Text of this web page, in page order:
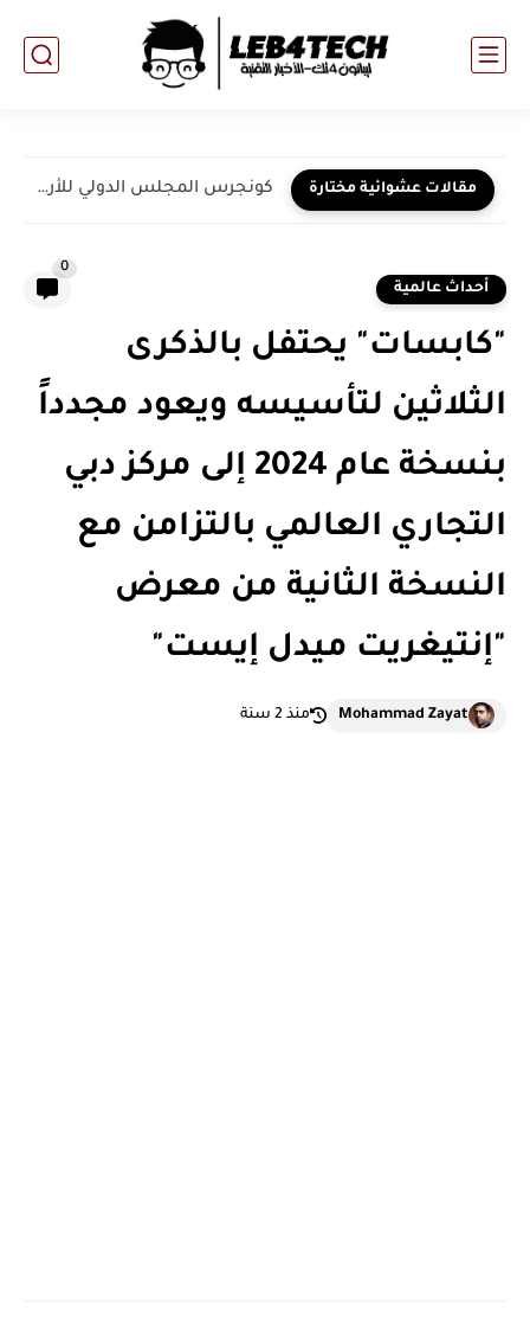
مقالات عشوائية مختارة كونجرس المجلس الدولي للأرشيف ينظم ندوته الافتراضية الخاصة بالبرنامج العلمي...
أحداث عالمية
0
"كابسات" يحتفل بالذكرى
الثلاثين لتأسيسه ويعود مجدداً
بنسخة عام 2024 إلى مركز دبي
التجاري العالمي بالتزامن مع
النسخة الثانية من معرض
"إنتيغريت ميدل إيست"
Mohammad Zayat منذ 2 سنة